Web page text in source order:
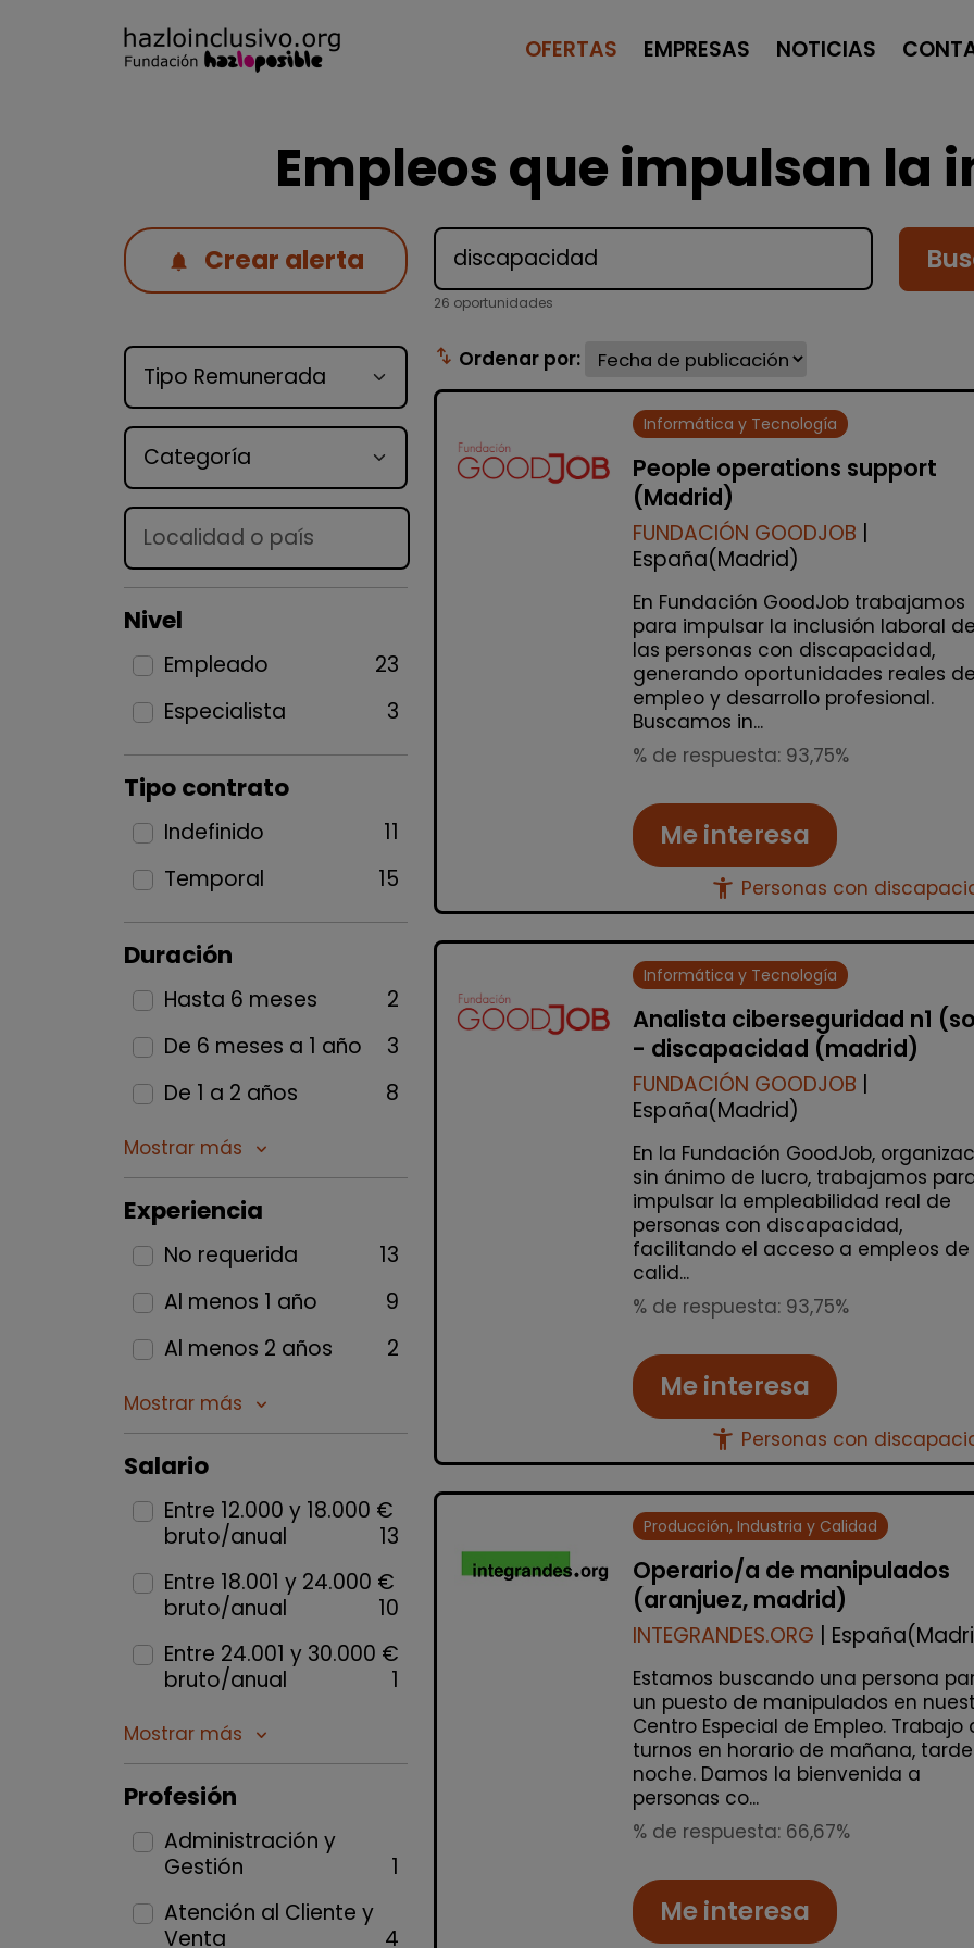
OFERTAS EMPRESAS NOTICIAS
Empleos que impulsan la
Crear alerta
Tipo de oferta
Categoría
Lugar
Nivel
Empleado
23
Especialista
3
Tipo contrato
Indefinido
11
Temporal
15
Duración
Hasta 6 meses
2
De 6 meses a 1 año
3
De 1 a 2 años
8
Mostrar más keyboard_arrow_down
Experiencia
No requerida
13
Al menos 1 año
9
Al menos 2 años
2
Mostrar más keyboard_arrow_down
Salario
Entre 12.000 y 18.000 €
bruto/anual
13
Entre 18.001 y 24.000 €
bruto/anual
10
Entre 24.001 y 30.000 €
bruto/anual
1
Mostrar más keyboard_arrow_down
Profesión
Administración y
Gestión
1
Atención al Cliente y
Venta
4
26 oportunidades
swap_vert Ordenar por:
Informática y Tecnología
People operations support
(Madrid)
FUNDACIÓN GOODJOB |
España(Madrid)
En Fundación GoodJob trabajamos
para impulsar la inclusión laboral de
las personas con discapacidad,
generando oportunidades reales de
empleo y desarrollo profesional.
Buscamos in...
% de respuesta: 93,75%
Me interesa
accessibility_new Personas con
Informática y Tecnología
Analista ciberseguridad n1
- discapacidad (madrid)
FUNDACIÓN GOODJOB |
España(Madrid)
En la Fundación GoodJob,
sin ánimo de lucro, trabajamos
impulsar la empleabilidad real de
personas con discapacidad,
facilitando el acceso a empleos de
calid...
% de respuesta: 93,75%
Me interesa
accessibility_new Personas con
Producción, Industria y Calidad
Operario/a de manipulados
(aranjuez, madrid)
INTEGRANDES.ORG |
Estamos buscando una persona
un puesto de manipulados en
Centro Especial de Empleo. Trabajo
turnos en horario de mañana,
noche. Damos la bienvenida a
personas co...
% de respuesta: 66,67%
Me interesa